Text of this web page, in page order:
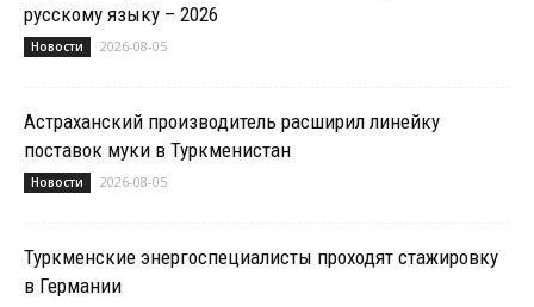
русскому языку – 2026
Новости 2026-08-05
Астраханский производитель расширил линейку
поставок муки в Туркменистан
Новости 2026-08-05
Туркменские энергоспециалисты проходят стажировку
в Германии